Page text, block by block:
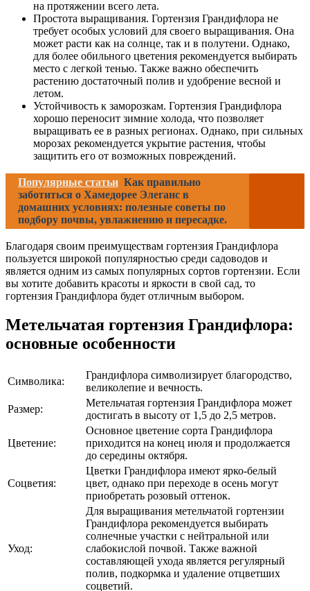
на протяжении всего лета.
Простота выращивания. Гортензия Грандифлора не
требует особых условий для своего выращивания. Она
может расти как на солнце, так и в полутени. Однако,
для более обильного цветения рекомендуется выбирать
место с легкой тенью. Также важно обеспечить
растению достаточный полив и удобрение весной и
летом.
Устойчивость к заморозкам. Гортензия Грандифлора
хорошо переносит зимние холода, что позволяет
выращивать ее в разных регионах. Однако, при сильных
морозах рекомендуется укрытие растения, чтобы
защитить его от возможных повреждений.
Популярные статьи Как правильно
заботиться о Хамедорее Элеганс в
домашних условиях: полезные советы по
подбору почвы, увлажнению и пересадке.
Благодаря своим преимуществам гортензия Грандифлора
пользуется широкой популярностью среди садоводов и
является одним из самых популярных сортов гортензии. Если
вы хотите добавить красоты и яркости в свой сад, то
гортензия Грандифлора будет отличным выбором.
Метельчатая гортензия Грандифлора:
основные особенности
Символика:
Грандифлора символизирует благородство,
великолепие и вечность.
Размер:
Метельчатая гортензия Грандифлора может
достигать в высоту от 1,5 до 2,5 метров.
Цветение:
Основное цветение сорта Грандифлора
приходится на конец июля и продолжается
до середины октября.
Соцветия:
Цветки Грандифлора имеют ярко-белый
цвет, однако при переходе в осень могут
приобретать розовый оттенок.
Уход:
Для выращивания метельчатой гортензии
Грандифлора рекомендуется выбирать
солнечные участки с нейтральной или
слабокислой почвой. Также важной
составляющей ухода является регулярный
полив, подкормка и удаление отцветших
соцветий.